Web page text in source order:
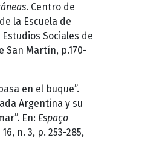
. Centro de
la Escuela de
Sociales de
San Martín, p.170-
en el buque”.
Argentina y su
En: Espaço
n. 3, p. 253-285,